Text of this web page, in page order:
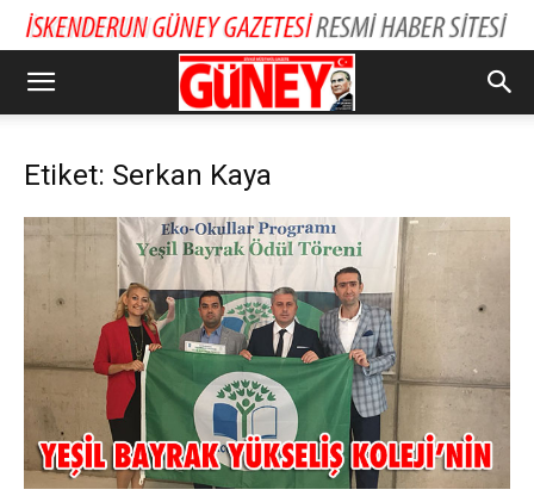
Etiket: Serkan Kaya